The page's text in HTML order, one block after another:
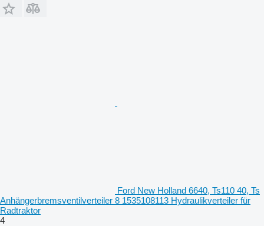
Ford New Holland 6640, Ts110 40, Ts
Anhängerbremsventilverteiler 8 1535108113 Hydraulikverteiler für
Radtraktor
4